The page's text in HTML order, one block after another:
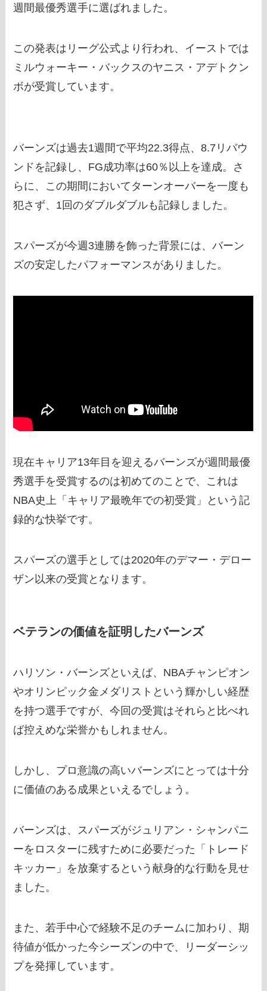
週間最優秀選手に選ばれました。
この発表はリーグ公式より行われ、イーストでは
ミルウォーキー・バックスのヤニス・アデトクン
ボが受賞しています。
バーンズは過去1週間で平均22.3得点、8.7リバウ
ンドを記録し、FG成功率は60％以上を達成。さ
らに、この期間においてターンオーバーを一度も
犯さず、1回のダブルダブルも記録しました。
スパーズが今週3連勝を飾った背景には、バーン
ズの安定したパフォーマンスがありました。
現在キャリア13年目を迎えるバーンズが週間最優
秀選手を受賞するのは初めてのことで、これは
NBA史上「キャリア最晩年での初受賞」という記
録的な快挙です。
スパーズの選手としては2020年のデマー・デロー
ザン以来の受賞となります。
ベテランの価値を証明したバーンズ
ハリソン・バーンズといえば、NBAチャンピオン
やオリンピック金メダリストという輝かしい経歴
を持つ選手ですが、今回の受賞はそれらと比べれ
ば控えめな栄誉かもしれません。
しかし、プロ意識の高いバーンズにとっては十分
に価値のある成果といえるでしょう。
バーンズは、スパーズがジュリアン・シャンパニ
ーをロスターに残すために必要だった「トレード
キッカー」を放棄するという献身的な行動を見せ
ました。
また、若手中心で経験不足のチームに加わり、期
待値が低かった今シーズンの中で、リーダーシッ
プを発揮しています。